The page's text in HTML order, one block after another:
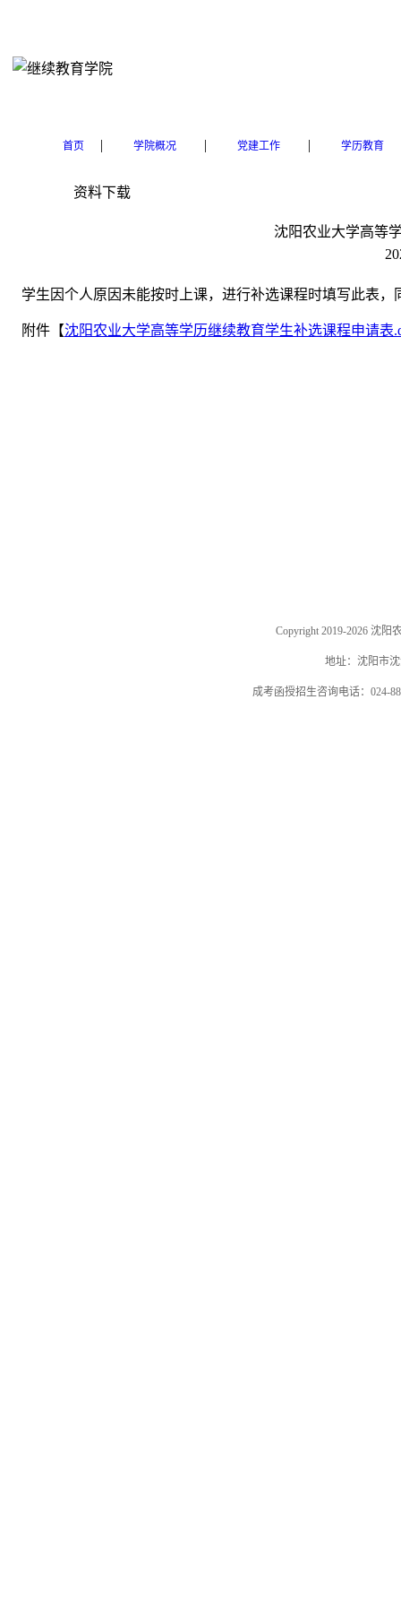
首页 | 学院概况 | 党建工作 | 学历教育
资料下载
沈阳农业大学高等
学生因个人原因未能按时上课，进行补选课程时填写此表
附件【沈阳农业大学高等学历继续教育学生补选课程申请表
Copyright 2019-2026 沈
地址：沈阳市
成考函授招生咨询电话：024-